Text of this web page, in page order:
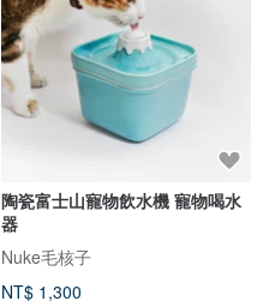
陶瓷富士山寵物飲水機 寵物喝水
器
Nuke毛核子
NT$ 1,300